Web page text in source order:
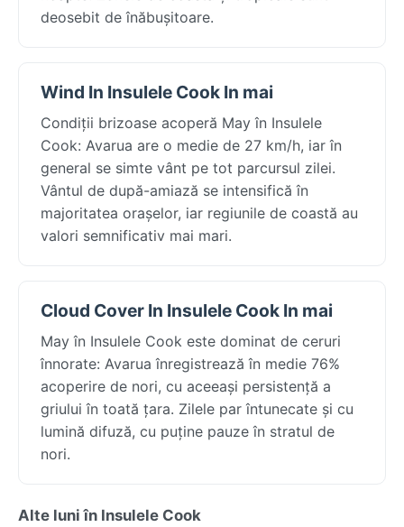
deosebit de înăbușitoare.
Wind In Insulele Cook In mai
Condiții brizoase acoperă May în Insulele
Cook: Avarua are o medie de 27 km/h, iar în
general se simte vânt pe tot parcursul zilei.
Vântul de după-amiază se intensifică în
majoritatea orașelor, iar regiunile de coastă au
valori semnificativ mai mari.
Cloud Cover In Insulele Cook In mai
May în Insulele Cook este dominat de ceruri
înnorate: Avarua înregistrează în medie 76%
acoperire de nori, cu aceeași persistență a
griului în toată țara. Zilele par întunecate și cu
lumină difuză, cu puține pauze în stratul de
nori.
Alte luni în Insulele Cook